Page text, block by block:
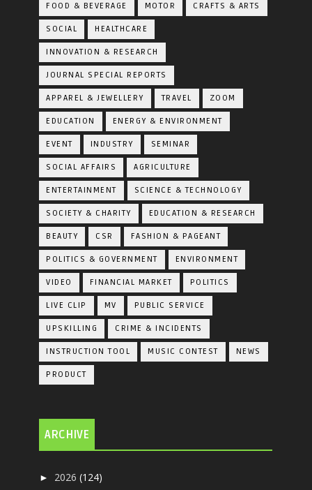
FOOD & BEVERAGE MOTOR CRAFTS & ARTS
SOCIAL HEALTHCARE
INNOVATION & RESEARCH
JOURNAL SPECIAL REPORTS
APPAREL & JEWELLERY TRAVEL ZOOM
EDUCATION ENERGY & ENVIRONMENT
EVENT INDUSTRY SEMINAR
SOCIAL AFFAIRS AGRICULTURE
ENTERTAINMENT SCIENCE & TECHNOLOGY
SOCIETY & CHARITY EDUCATION & RESEARCH
BEAUTY CSR FASHION & PAGEANT
POLITICS & GOVERNMENT ENVIRONMENT
VIDEO FINANCIAL MARKET POLITICS
LIVE CLIP MV PUBLIC SERVICE
UPSKILLING CRIME & INCIDENTS
INSTRUCTION TOOL MUSIC CONTEST NEWS
PRODUCT
ARCHIVE
► 2026(124)